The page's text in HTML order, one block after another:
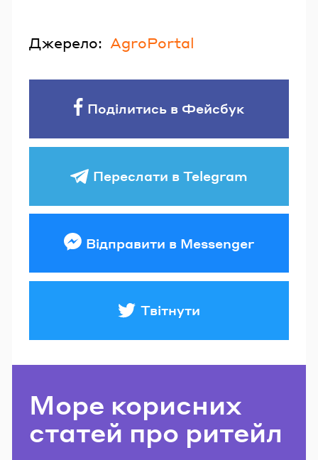
Джерело: AgroPortal
Поділитись в Фейсбук
Переслати в Telegram
Відправити в Messenger
Твітнути
Море корисних
статей про ритейл